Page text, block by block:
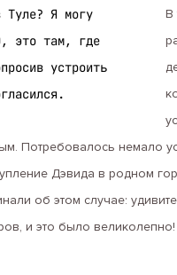
Туле? Я могу
это там, где
устроить
В
Потребовалось немало
Дэвида в родном
об этом случае:
и это было великолепно!